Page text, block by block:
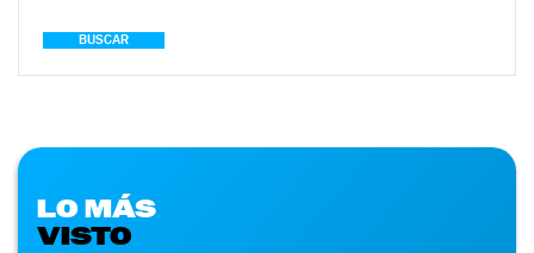
BUSCAR
LO MÁS
VISTO